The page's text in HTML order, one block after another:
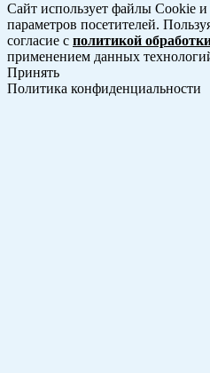
Сайт использует файлы Cookie
параметров посетителей.
согласие с политикой
применением данных
Принять
Политика конфиденциальности